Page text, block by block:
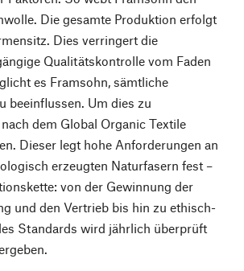
Die gesamte Produktion erfolgt
Dies verringert die
Qualitätskontrolle vom Faden
es Framsohn, sämtliche
beeinflussen. Um dies zu
dem Global Organic Textile
Dieser legt hohe Anforderungen an
erzeugten Naturfasern fest –
von der Gewinnung der
und den Vertrieb bis hin zu ethisch-
Standards wird jährlich überprüft